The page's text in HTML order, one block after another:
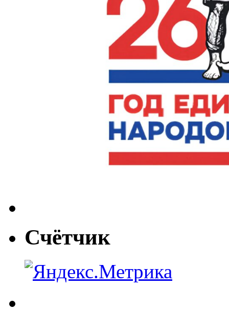
Счётчик